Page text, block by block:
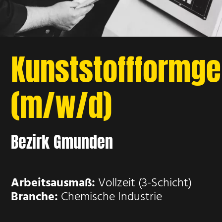
(m/w/d)
Bezirk Gmunden
Arbeitsausmaß: Vollzeit (3-Schicht)
Branche: Chemische Industrie